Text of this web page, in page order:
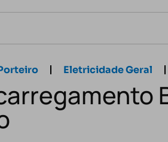
Eletricidade Geral